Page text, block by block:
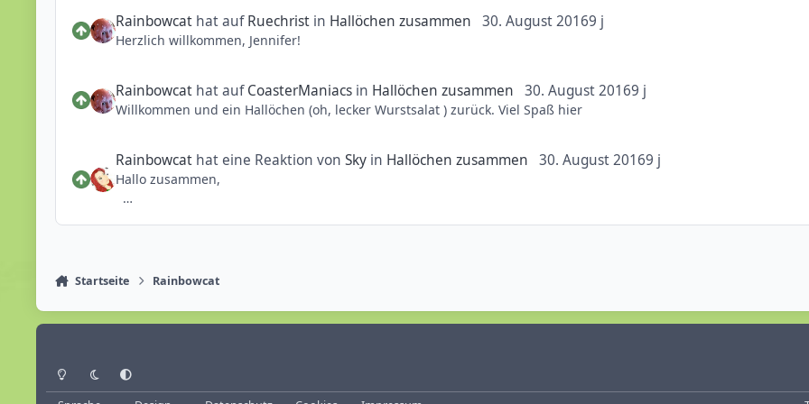
Rainbowcat hat aufRuechrist in Hallöchen zusammen 30. August 20169 j
Herzlich willkommen, Jennifer!
Rainbowcat hat aufCoasterManiacs in Hallöchen zusammen 30. August 20169 j
Willkommen und ein Hallöchen (oh, lecker Wurstsalat ) zurück. Viel Spaß hier
Rainbowcat hat eine Reaktion vonSky in Hallöchen zusammen 30. August 20169 j
Hallo zusammen,
Besonders das Phantasialand hat mich in seinen Bann gezogen.
Auch heute noch liebe ich das Phantasialand mit dem unterschied das ich die Attraktionen nun auch fahre .
Startseite Rainbowcat
Heller ModusDunkler ModusSystemeinstellung